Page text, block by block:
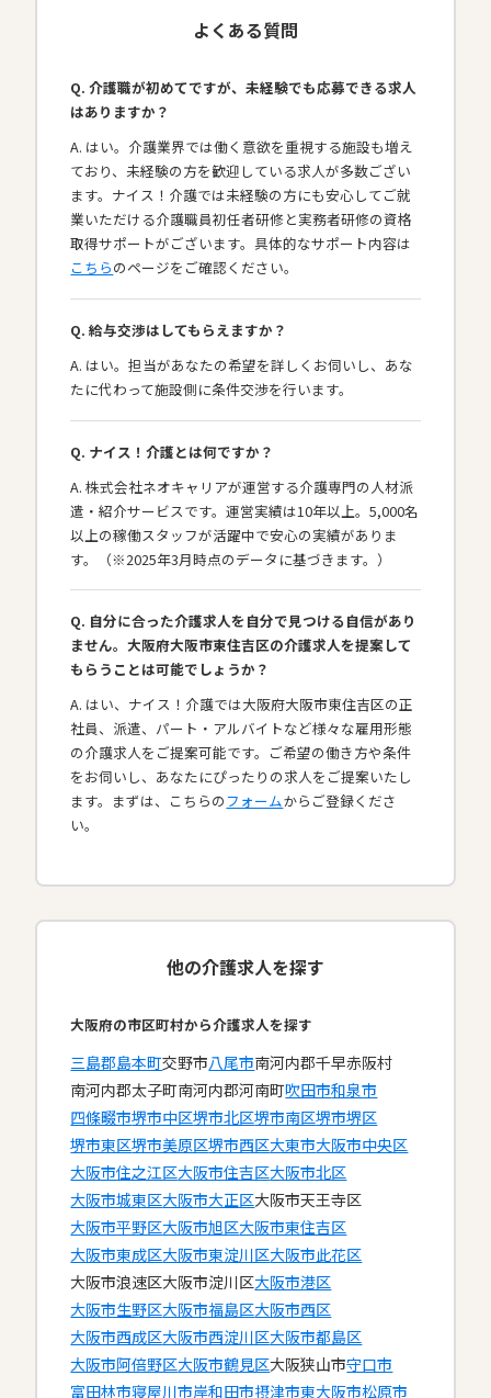
よくある質問
Q. 介護職が初めてですが、未経験でも応募できる求人
はありますか？
A. はい。介護業界では働く意欲を重視する施設も増え
ており、未経験の方を歓迎している求人が多数ござい
ます。ナイス！介護では未経験の方にも安心してご就
業いただける介護職員初任者研修と実務者研修の資格
取得サポートがございます。具体的なサポート内容は
こちらのページをご確認ください。
Q. 給与交渉はしてもらえますか？
A. はい。担当があなたの希望を詳しくお伺いし、あな
たに代わって施設側に条件交渉を行います。
Q. ナイス！介護とは何ですか？
A. 株式会社ネオキャリアが運営する介護専門の人材派
遣・紹介サービスです。運営実績は10年以上。5,000名
以上の稼働スタッフが活躍中で安心の実績がありま
す。（※2025年3月時点のデータに基づきます。）
Q. 自分に合った介護求人を自分で見つける自信があり
ません。大阪府大阪市東住吉区の介護求人を提案して
もらうことは可能でしょうか？
A. はい、ナイス！介護では大阪府大阪市東住吉区の正
社員、派遣、パート・アルバイトなど様々な雇用形態
の介護求人をご提案可能です。ご希望の働き方や条件
をお伺いし、あなたにぴったりの求人をご提案いたし
ます。まずは、こちらのフォームからご登録くださ
い。
他の介護求人を探す
大阪府の市区町村から介護求人を探す
三島郡島本町交野市八尾市南河内郡千早赤阪村
南河内郡太子町南河内郡河南町吹田市和泉市
四條畷市堺市中区堺市北区堺市南区堺市堺区
堺市東区堺市美原区堺市西区大東市大阪市中央区
大阪市住之江区大阪市住吉区大阪市北区
大阪市城東区大阪市大正区大阪市天王寺区
大阪市平野区大阪市旭区大阪市東住吉区
大阪市東成区大阪市東淀川区大阪市此花区
大阪市浪速区大阪市淀川区大阪市港区
大阪市生野区大阪市福島区大阪市西区
大阪市西成区大阪市西淀川区大阪市都島区
大阪市阿倍野区大阪市鶴見区大阪狭山市守口市
富田林市寝屋川市岸和田市摂津市東大阪市松原市